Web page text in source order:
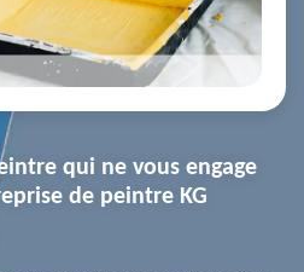
qui ne vous engage
de peintre KG